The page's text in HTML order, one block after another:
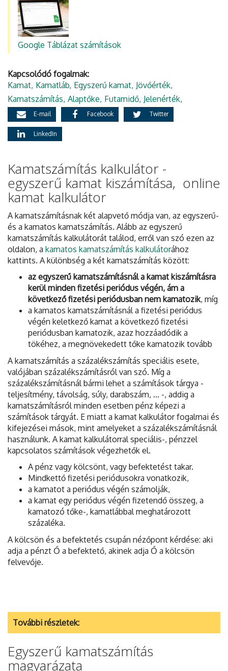
Google Táblázat számítások
Kapcsolódó fogalmak:
Kamat Kamatláb Egyszerű kamat Jövőérték
Kamatszámítás Alaptőke Futamidő Jelenérték
E-mail Facebook Twitter
LinkedIn
Kamatszámítás kalkulátor -
egyszerű kamat kiszámítása, online
kamat kalkulátor
A kamatszámításnak két alapvető módja van, az egyszerű-
és a kamatos kamatszámítás. Alább az egyszerű
kamatszámítás kalkulátorát találod, erről van szó ezen az
oldalon, a kamatos kamatszámítás kalkulátorához
kattints. A különbség a két kamatszámítás között:
az egyszerű kamatszámításnál a kamat kiszámításra
kerül minden fizetési periódus végén, ám a
következő fizetési periódusban nem kamatozik, míg
a kamatos kamatszámításnál a fizetési periódus
végén keletkező kamat a következő fizetési
periódusban kamatozik, azaz hozzáadódik a
tökéhez, a megnövekedett tőke kamatozik tovább
A kamatszámítás a százalékszámítás speciális esete,
valójában százalékszámításról van szó. Míg a
százalékszámításnál bármi lehet a számítások tárgya -
teljesítmény, távolság, súly, darabszám, ... -, addig a
kamatszámításról minden esetben pénz képezi a
számítások tárgyát. E miatt a kamat kalkulátor fogalmai és
kifejezései mások, mint amelyeket a százalékszámításnál
használunk. A kamat kalkulátorral speciális-, pénzzel
kapcsolatos számítások végezhetők el.
A pénz vagy kölcsönt, vagy befektetést takar.
Mindkettő fizetési periódusokra vonatkozik,
a kamatot a periódus végén számolják,
a kamat egy periódus végén fizetendő összeg, a
kamatozó tőke-, kamatlábbal meghatározott
százaléka.
A kölcsön és a befektetés csupán nézőpont kérdése: aki
adja a pénzt Ő a befektető, akinek adja Ő a kölcsön
felvevője.
További részletek:
Egyszerű kamatszámítás
magyarázata